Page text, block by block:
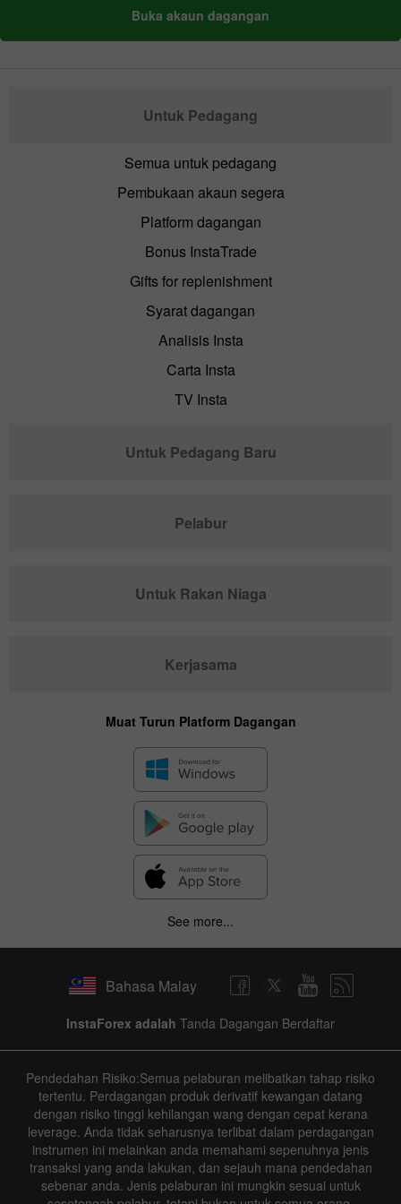
Buka akaun dagangan
Untuk Pedagang
Semua untuk pedagang
Pembukaan akaun segera
Platform dagangan
Bonus InstaTrade
Gifts for replenishment
Syarat dagangan
Analisis Insta
Carta Insta
TV Insta
Untuk Pedagang Baru
Pelabur
Untuk Rakan Niaga
Kerjasama
Muat Turun Platform Dagangan
See more...
Bahasa Malay
InstaForex adalah Tanda Dagangan Berdaftar
Pendedahan Risiko:Semua pelaburan melibatkan tahap risiko
tertentu. Perdagangan produk derivatif kewangan datang
dengan risiko tinggi kehilangan wang dengan cepat kerana
leverage. Anda tidak seharusnya terlibat dalam perdagangan
instrumen ini melainkan anda memahami sepenuhnya jenis
transaksi yang anda lakukan, dan sejauh mana pendedahan
sebenar anda. Jenis pelaburan ini mungkin sesuai untuk